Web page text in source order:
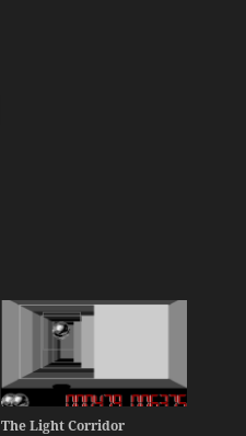
The Light Corridor